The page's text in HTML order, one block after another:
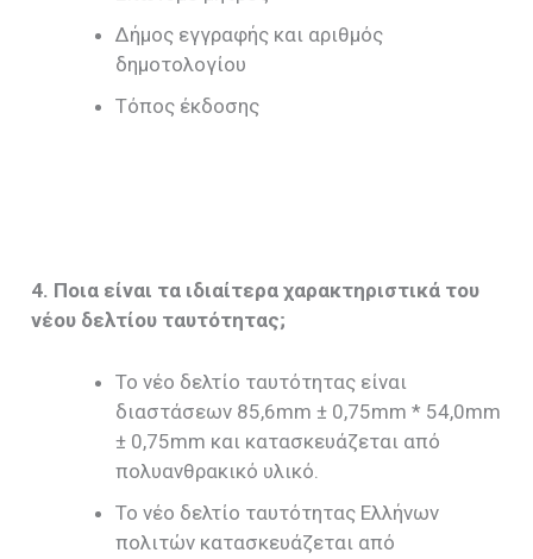
Δήμος εγγραφής και αριθμός
δημοτολογίου
Τόπος έκδοσης
4. Ποια είναι τα ιδιαίτερα χαρακτηριστικά του
νέου δελτίου ταυτότητας;
Το νέο δελτίο ταυτότητας είναι
διαστάσεων 85,6mm ± 0,75mm * 54,0mm
± 0,75mm και κατασκευάζεται από
πολυανθρακικό υλικό.
Το νέο δελτίο ταυτότητας Ελλήνων
πολιτών κατασκευάζεται από